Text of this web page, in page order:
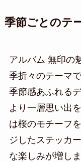
季節ごとのテ
アルバム 無印の
季折々のテーマ
季節感あふれる
より一層思い出
は桜のモチーフ
ジしたステッカ
な楽しみが増しま